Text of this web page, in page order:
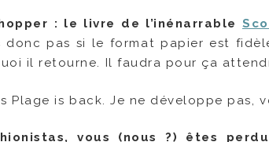
: le livre de l’inénarrable
donc pas si le format papier est
il retourne. Il faudra pour ça
Plage is back. Je ne développe pas,
vous (nous ?) êtes